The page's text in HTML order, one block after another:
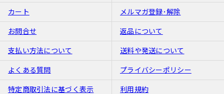
カート メルマガ登録･解除
お問合せ 返品について
支払い方法について 送料や発送について
よくある質問 プライバシーポリシー
特定商取引法に基づく表示 利用規約